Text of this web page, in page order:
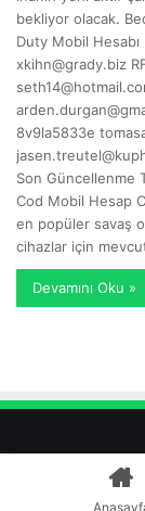
bekliyor olacak.
Duty Mobil
xkihn@grady.biz
8v9la5833e
Son Güncellenme
Cod Mobil Hesap
en popüler savaş
cihazlar için
Devamını Oku »